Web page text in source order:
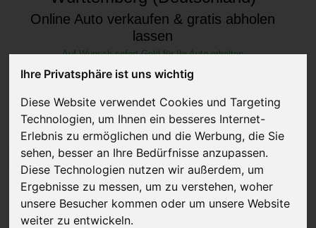
Ihre Privatsphäre ist uns wichtig
Diese Website verwendet Cookies und Targeting
Technologien, um Ihnen ein besseres Internet-
Erlebnis zu ermöglichen und die Werbung, die Sie
sehen, besser an Ihre Bedürfnisse anzupassen.
Diese Technologien nutzen wir außerdem, um
Ergebnisse zu messen, um zu verstehen, woher
unsere Besucher kommen oder um unsere Website
weiter zu entwickeln.
Online Auto verkaufen & gratis abholen
lassen
Auf Wunsch sofort Geld für Ihr Auto erhalten
JETZT KOSTENLOSE BEWERTUNG
Kostenloses Angebotfür den Ankauf Ihres Autos inklusive der
Abholung, auf Wunsch sofort Geld. Ihre Daten werden nicht mit Dritten